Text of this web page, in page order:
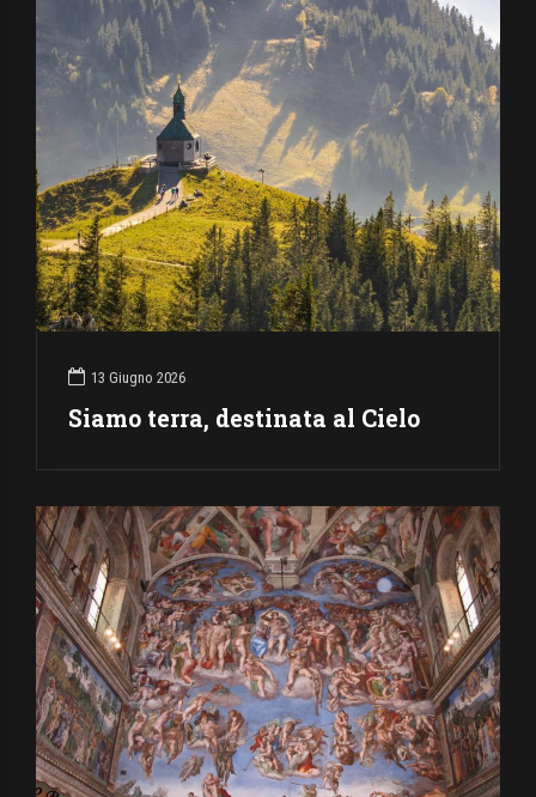
13 Giugno 2026
Siamo terra, destinata al Cielo